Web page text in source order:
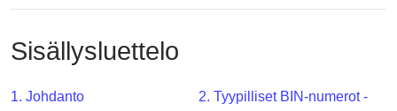
BIN
API
BIN
Generator
Sisällysluettelo
1. Johdanto
2. Tyypilliset BIN-numerot -